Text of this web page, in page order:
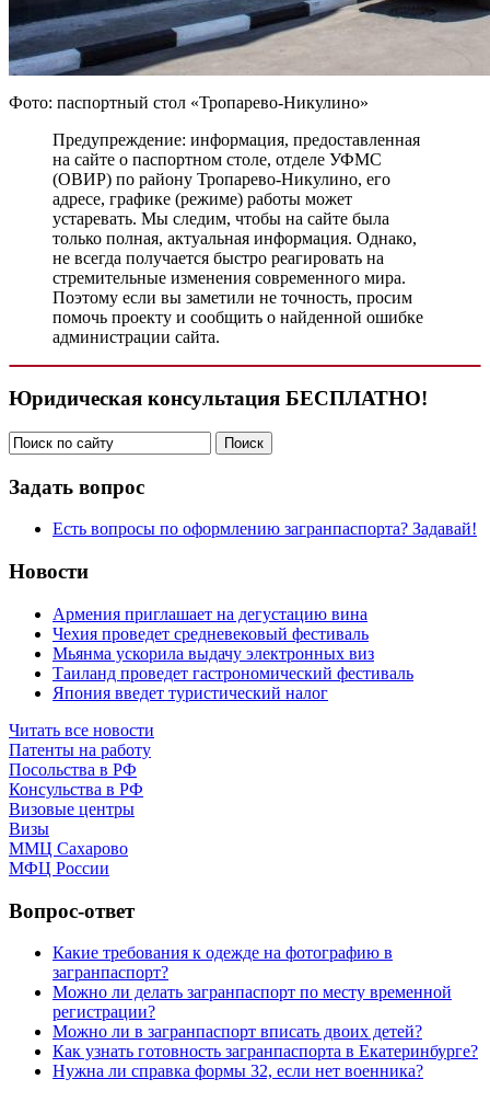
Фото: паспортный стол «Тропарево-Никулино»
Предупреждение: информация, предоставленная
на сайте о паспортном столе, отделе УФМС
(ОВИР) по району Тропарево-Никулино, его
адресе, графике (режиме) работы может
устаревать. Мы следим, чтобы на сайте была
только полная, актуальная информация. Однако,
не всегда получается быстро реагировать на
стремительные изменения современного мира.
Поэтому если вы заметили не точность, просим
помочь проекту и сообщить о найденной ошибке
администрации сайта.
Юридическая консультация БЕСПЛАТНО!
Задать вопрос
Есть вопросы по оформлению загранпаспорта? Задавай!
Новости
Армения приглашает на дегустацию вина
Чехия проведет средневековый фестиваль
Мьянма ускорила выдачу электронных виз
Таиланд проведет гастрономический фестиваль
Япония введет туристический налог
Читать все новости
Патенты на работу
Посольства в РФ
Консульства в РФ
Визовые центры
Визы
ММЦ Сахарово
МФЦ России
Вопрос-ответ
Какие требования к одежде на фотографию в
загранпаспорт?
Можно ли делать загранпаспорт по месту временной
регистрации?
Можно ли в загранпаспорт вписать двоих детей?
Как узнать готовность загранпаспорта в Екатеринбурге?
Нужна ли справка формы 32, если нет военника?